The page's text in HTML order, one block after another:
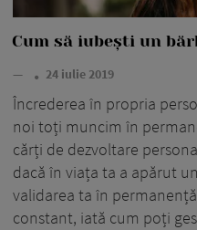
Cum să iubești un
— 24 iulie 2019
Încrederea în propria
noi toți muncim în
cărți de dezvoltare
dacă în viața ta a apărut
validarea ta în
constant, iată cum poți